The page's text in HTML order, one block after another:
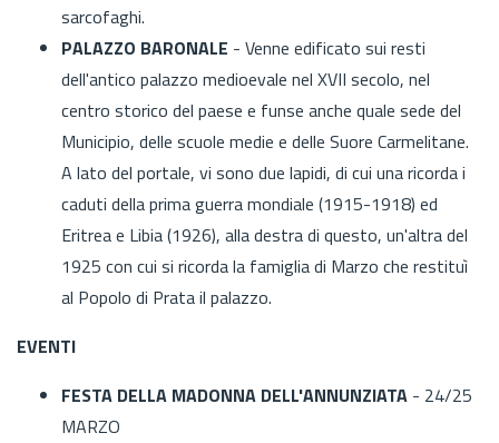
sarcofaghi.
PALAZZO BARONALE - Venne edificato sui resti
dell'antico palazzo medioevale nel XVII secolo, nel
centro storico del paese e funse anche quale sede del
Municipio, delle scuole medie e delle Suore Carmelitane.
A lato del portale, vi sono due lapidi, di cui una ricorda i
caduti della prima guerra mondiale (1915-1918) ed
Eritrea e Libia (1926), alla destra di questo, un'altra del
1925 con cui si ricorda la famiglia di Marzo che restituì
al Popolo di Prata il palazzo.
EVENTI
FESTA DELLA MADONNA DELL'ANNUNZIATA - 24/25
MARZO